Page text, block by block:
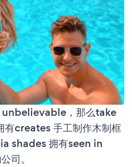
，那么take
creates 手工制作木制框
shades 拥有seen in
司。